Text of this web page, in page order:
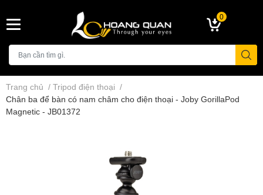
0
Trang chủ / Tripod điện thoại /
Chân ba để bàn có nam châm cho điện thoại - Joby GorillaPod
Magnetic - JB01372